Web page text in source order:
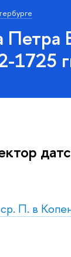
Петра
1725
П. в